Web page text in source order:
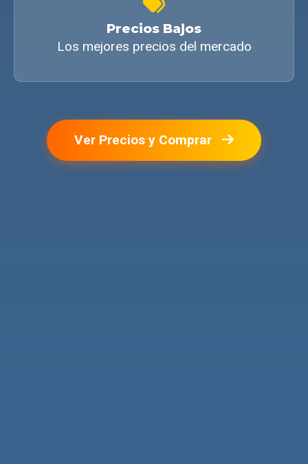
Precios Bajos
Los mejores precios del mercado
Ver Precios y Comprar